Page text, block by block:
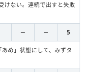
けない。連続で出すと失敗
－ － 5
め」状態にして、みずタ